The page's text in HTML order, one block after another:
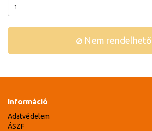
Nem rendelhető
Információ
Adatvédelem
ÁSZF